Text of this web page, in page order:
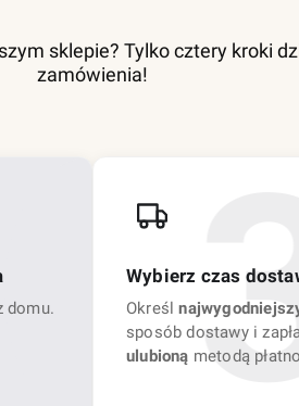
sklepie? Tylko cztery kroki
zamówienia!
domu.
Wybierz czas
Określ
sposób dostawy i
ulubioną metodą